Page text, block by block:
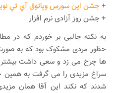
+جشن اپن سورس وپاتوق آي تي
+ جشن روز آزادی نرم افزار
به نکته جالبی بر خوردم که در
حظور مردی مشکوک بود که به
ها چرخ می زد و سعی داشت
سراغ مزیدی را می گرفت به
شدند که نکند این آقا همان